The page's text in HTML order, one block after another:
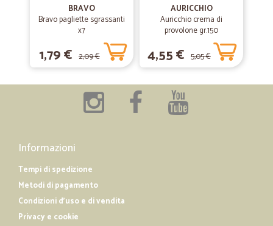
BRAVO
Bravo pagliette sgrassanti
x7
1,79 € 2,09 €
AURICCHIO
Auricchio crema di
provolone gr.150
4,55 € 5,05 €
Informazioni
Tempi di spedizione
Metodi di pagamento
Condizioni d'uso e di vendita
Privacy e cookie